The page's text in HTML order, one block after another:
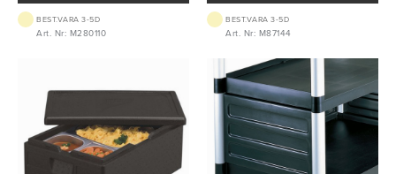
BEST.VARA 3-5D
Art. Nr: M280110
BEST.VARA 3-5D
Art. Nr: M87144